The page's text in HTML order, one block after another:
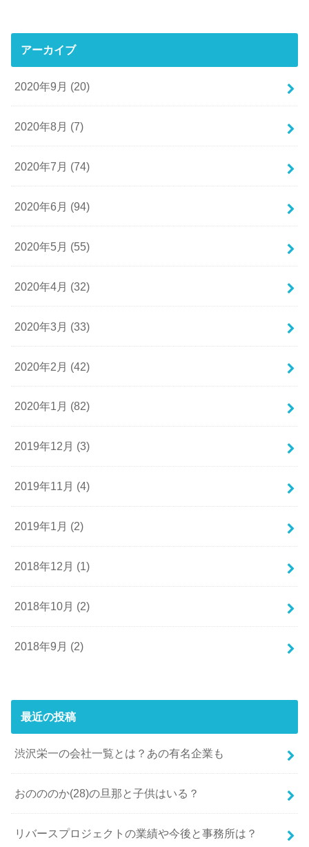
アーカイブ
2020年9月 (20)
2020年8月 (7)
2020年7月 (74)
2020年6月 (94)
2020年5月 (55)
2020年4月 (32)
2020年3月 (33)
2020年2月 (42)
2020年1月 (82)
2019年12月 (3)
2019年11月 (4)
2019年1月 (2)
2018年12月 (1)
2018年10月 (2)
2018年9月 (2)
最近の投稿
渋沢栄一の会社一覧とは？あの有名企業も
おのののか(28)の旦那と子供はいる？
リバースプロジェクトの業績や今後と事務所は？